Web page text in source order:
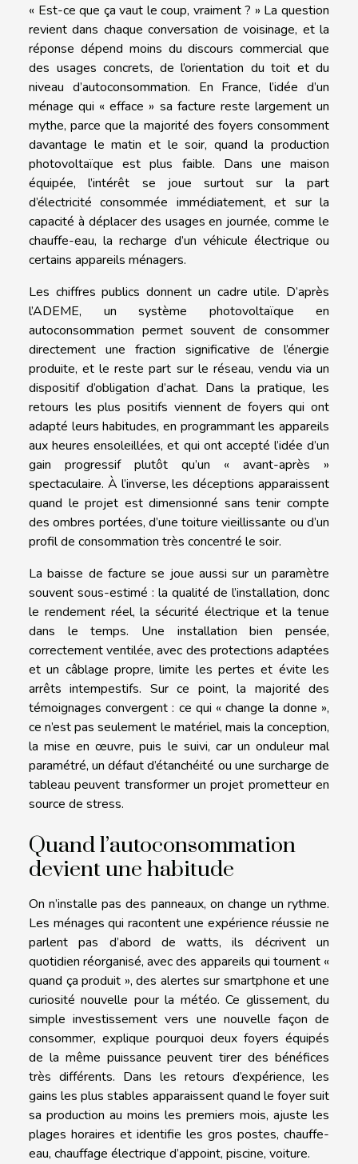
« Est-ce que ça vaut le coup, vraiment ? » La question
revient dans chaque conversation de voisinage, et la
réponse dépend moins du discours commercial que
des usages concrets, de l’orientation du toit et du
niveau d’autoconsommation. En France, l’idée d’un
ménage qui « efface » sa facture reste largement un
mythe, parce que la majorité des foyers consomment
davantage le matin et le soir, quand la production
photovoltaïque est plus faible. Dans une maison
équipée, l’intérêt se joue surtout sur la part
d’électricité consommée immédiatement, et sur la
capacité à déplacer des usages en journée, comme le
chauffe-eau, la recharge d’un véhicule électrique ou
certains appareils ménagers.
Les chiffres publics donnent un cadre utile. D’après
l’ADEME, un système photovoltaïque en
autoconsommation permet souvent de consommer
directement une fraction significative de l’énergie
produite, et le reste part sur le réseau, vendu via un
dispositif d’obligation d’achat. Dans la pratique, les
retours les plus positifs viennent de foyers qui ont
adapté leurs habitudes, en programmant les appareils
aux heures ensoleillées, et qui ont accepté l’idée d’un
gain progressif plutôt qu’un « avant-après »
spectaculaire. À l’inverse, les déceptions apparaissent
quand le projet est dimensionné sans tenir compte
des ombres portées, d’une toiture vieillissante ou d’un
profil de consommation très concentré le soir.
La baisse de facture se joue aussi sur un paramètre
souvent sous-estimé : la qualité de l’installation, donc
le rendement réel, la sécurité électrique et la tenue
dans le temps. Une installation bien pensée,
correctement ventilée, avec des protections adaptées
et un câblage propre, limite les pertes et évite les
arrêts intempestifs. Sur ce point, la majorité des
témoignages convergent : ce qui « change la donne »,
ce n’est pas seulement le matériel, mais la conception,
la mise en œuvre, puis le suivi, car un onduleur mal
paramétré, un défaut d’étanchéité ou une surcharge de
tableau peuvent transformer un projet prometteur en
source de stress.
Quand l’autoconsommation
devient une habitude
On n’installe pas des panneaux, on change un rythme.
Les ménages qui racontent une expérience réussie ne
parlent pas d’abord de watts, ils décrivent un
quotidien réorganisé, avec des appareils qui tournent «
quand ça produit », des alertes sur smartphone et une
curiosité nouvelle pour la météo. Ce glissement, du
simple investissement vers une nouvelle façon de
consommer, explique pourquoi deux foyers équipés
de la même puissance peuvent tirer des bénéfices
très différents. Dans les retours d’expérience, les
gains les plus stables apparaissent quand le foyer suit
sa production au moins les premiers mois, ajuste les
plages horaires et identifie les gros postes, chauffe-
eau, chauffage électrique d’appoint, piscine, voiture.